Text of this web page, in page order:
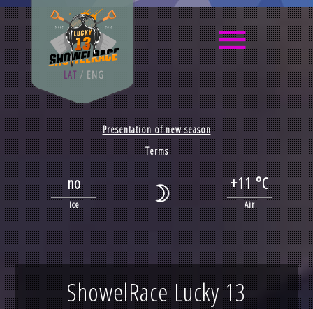
LAT / ENG
Presentation of new season
Terms
no +11 °C
Ice Air
ShowelRace Lucky 13